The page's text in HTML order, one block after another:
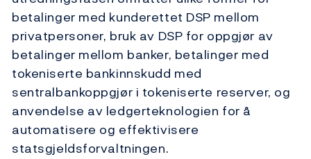
betalinger med kunderettet DSP mellom
privatpersoner, bruk av DSP for oppgjør av
betalinger mellom banker, betalinger med
tokeniserte bankinnskudd med
sentralbankoppgjør i tokeniserte reserver, og
anvendelse av ledgerteknologien for å
automatisere og effektivisere
statsgjeldsforvaltningen.